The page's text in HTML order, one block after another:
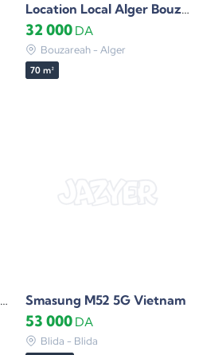
Location Local Alger Bouzareah
32 000 DA
Bouzareah - Alger
70 m²
Congélateur de marque Condor Smasung M52 5G Vietnam
53 000 DA
Blida - Blida